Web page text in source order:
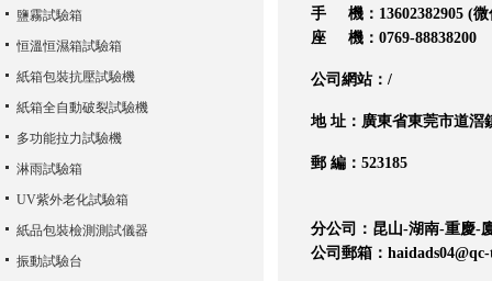
鹽霧試驗箱
恒溫恒濕箱試驗箱
紙箱包裝抗壓試驗機
紙箱全自動破裂試驗機
多功能拉力試驗機
淋雨試驗箱
UV紫外老化試驗箱
紙品包裝檢測測試儀器
振動試驗台
手 機：13602382905 (微
座 機：0769-88838200
公司網站： /
地 址：廣東省東莞市道滘
郵 編：523185
分公司：昆山-湖南-重慶-
公司郵箱：